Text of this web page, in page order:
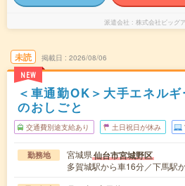
派遣会社 株式会社ビッグ
未読
NEW
掲載日 2026/08/06
＜車通勤OK＞大手エネル
のおしごと
交通費別途支給あり 土日祝日が休み
勤務地 宮城県仙台市宮城野区
多賀城駅から車16分／下馬駅